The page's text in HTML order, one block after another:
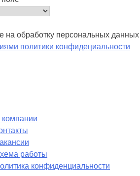
на обработку персональных данных
политики конфидециальности
работы
конфиденциальности